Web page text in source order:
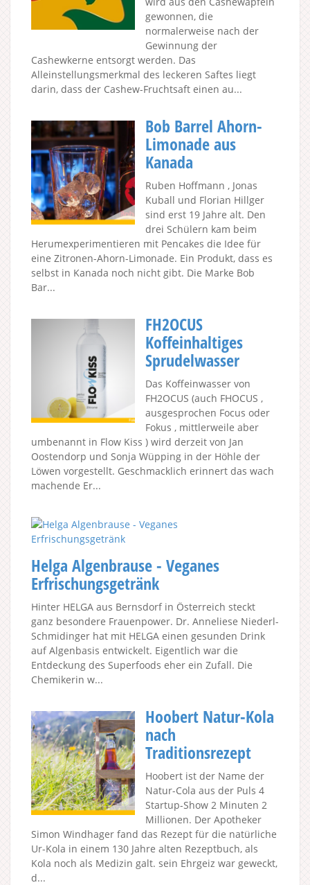
gewonnen, die
normalerweise nach der
Gewinnung der
Cashewkerne entsorgt werden. Das
Alleinstellungsmerkmal des leckeren Saftes liegt
darin, dass der Cashew-Fruchtsaft einen au...
Bob Barrel Ahorn-
Limonade aus
Kanada
Ruben Hoffmann , Jonas
Kuball und Florian Hillger
sind erst 19 Jahre alt. Den
drei Schülern kam beim
Herumexperimentieren mit Pencakes die Idee für
eine Zitronen-Ahorn-Limonade. Ein Produkt, dass es
selbst in Kanada noch nicht gibt. Die Marke Bob
Bar...
FH2OCUS
Koffeinhaltiges
Sprudelwasser
Das Koffeinwasser von
FH2OCUS (auch FHOCUS ,
ausgesprochen Focus oder
Fokus , mittlerweile aber
umbenannt in Flow Kiss ) wird derzeit von Jan
Oostendorp und Sonja Wüpping in der Höhle der
Löwen vorgestellt. Geschmacklich erinnert das wach
machende Er...
Helga Algenbrause - Veganes
Erfrischungsgetränk
Hinter HELGA aus Bernsdorf in Österreich steckt
ganz besondere Frauenpower. Dr. Anneliese Niederl-
Schmidinger hat mit HELGA einen gesunden Drink
auf Algenbasis entwickelt. Eigentlich war die
Entdeckung des Superfoods eher ein Zufall. Die
Chemikerin w...
Hoobert Natur-Kola
nach
Traditionsrezept
Hoobert ist der Name der
Natur-Cola aus der Puls 4
Startup-Show 2 Minuten 2
Millionen. Der Apotheker
Simon Windhager fand das Rezept für die natürliche
Ur-Kola in einem 130 Jahre alten Rezeptbuch, als
Kola noch als Medizin galt. sein Ehrgeiz war geweckt,
d...